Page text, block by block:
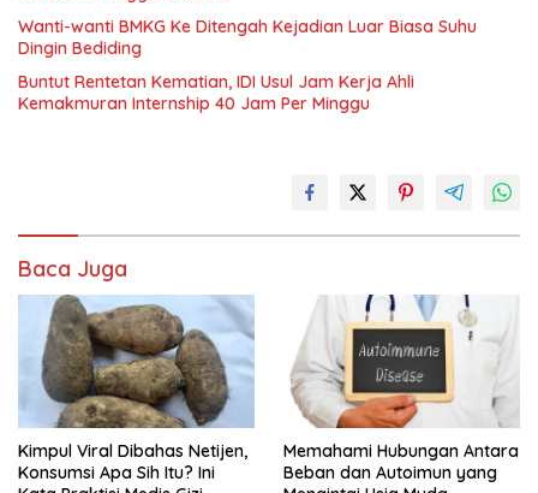
Wanti-wanti BMKG Ke Ditengah Kejadian Luar Biasa Suhu
Dingin Bediding
Buntut Rentetan Kematian, IDI Usul Jam Kerja Ahli
Kemakmuran Internship 40 Jam Per Minggu
Baca Juga
Kimpul Viral Dibahas Netijen,
Konsumsi Apa Sih Itu? Ini
Memahami Hubungan Antara
Beban dan Autoimun yang